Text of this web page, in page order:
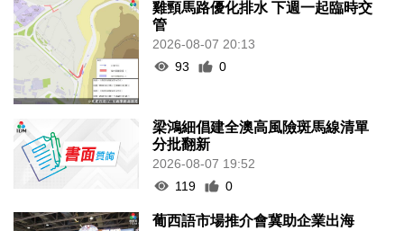
雞頸馬路優化排水 下週一起臨時交
管
2026-08-07 20:13
93
0
梁鴻細倡建全澳高風險斑馬線清單
分批翻新
2026-08-07 19:52
119
0
葡西語市場推介會冀助企業出海